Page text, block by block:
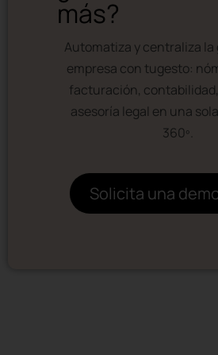
más?
Automatiza y centraliza la
empresa con tugesto:
facturación,
asesoría legal en una
360º.
Solicita una